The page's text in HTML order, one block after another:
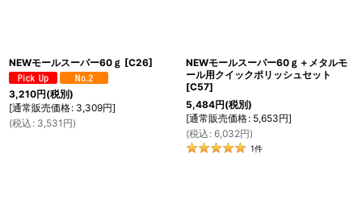
NEWモールスーパー60ｇ [C26]
3,210円(税別)
[通常販売価格: 3,309円]
(税込 : 3,531 円)
NEWモールスーパー60ｇ＋メタルモ
ール用クイックポリッシュセット
[C57]
5,484円(税別)
[通常販売価格: 5,653円]
(税込 : 6,032円)
1件